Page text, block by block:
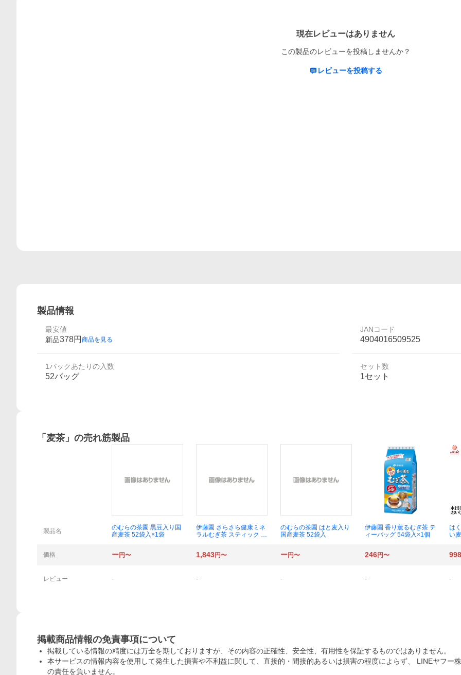
現在レビューはありません
この製品のレビューを投稿しませんか？
レビューを投稿する
製品情報
最安値
新品378円 商品を見る
JANコード
4904016509525
1パックあたりの入数
52バッグ
セット数
1セット
「 麦茶 」の売れ筋製品
製品名
のむらの茶園 黒豆入り国
産麦茶 52袋入×1袋
伊藤園 さらさら健康ミネ
ラルむぎ茶 スティック 10
のむらの茶園 はと麦入り
国産麦茶 52袋入
伊藤園 香り薫るむぎ茶 テ
ィーバッグ 54袋入×1個
は
い
価格
ー円〜 1,843円〜 ー円〜 246円〜 998
レビュー - - - - -
掲載商品情報の免責事項について
掲載している情報の精度には万全を期しておりますが、その内容の正確性、安全性、有用性を保証するものではありません。
本サービスの情報内容を使用して発生した損害や不利益に関して、直接的・間接的あるいは損害の程度によらず、 LINEヤフー
の責任を負いません。